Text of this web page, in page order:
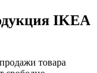
IKEA
товара